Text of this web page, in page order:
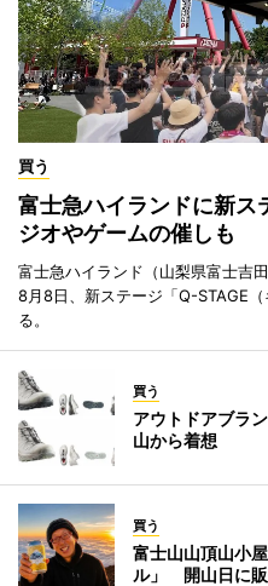
買う
富士急ハイランドに新
ジオやゲームの催しも
富士急ハイランド（山梨県富士吉
8月8日、新ステージ「Q-STAGE
る。
買う
アウトドアブラ
山から着想
買う
富士山山頂山小
ル」 開山日に